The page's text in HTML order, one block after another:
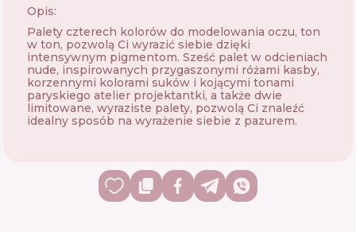
Opis:
Palety czterech kolorów do modelowania oczu, ton
w ton, pozwolą Ci wyrazić siebie dzięki
intensywnym pigmentom. Sześć palet w odcieniach
nude, inspirowanych przygaszonymi różami kasby,
korzennymi kolorami suków i kojącymi tonami
paryskiego atelier projektantki, a także dwie
limitowane, wyraziste palety, pozwolą Ci znaleźć
idealny sposób na wyrażenie siebie z pazurem.